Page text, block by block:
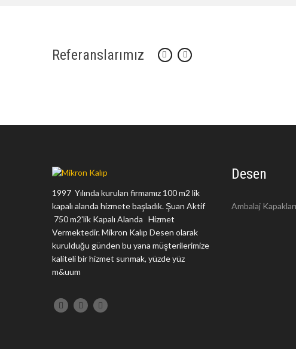
Referanslarımız
1997 Yılında kurulan firmamız 100 m2 lik
kapalı alanda hizmete başladık. Şuan Aktif
750 m2'lik Kapalı Alanda Hizmet
Vermektedir. Mikron Kalıp Desen olarak
kurulduğu günden bu yana müşterilerimize
kaliteli bir hizmet sunmak, yüzde yüz
m&uum
Desen
Ambalaj Kapakları